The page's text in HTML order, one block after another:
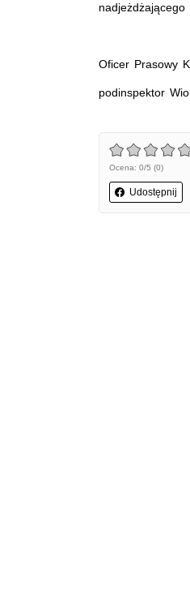
Oficer Prasowy
podinspektor
Ocena: 0/5 (0)
Udostępnij